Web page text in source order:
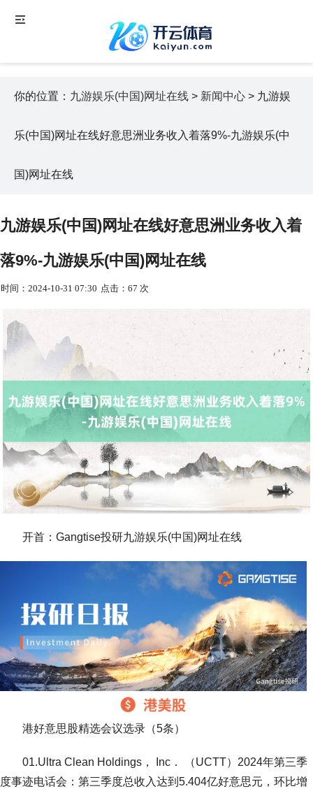
你的位置： 九游娱乐(中国)网址在线 > 新闻中心 > 九游娱
乐(中国)网址在线好意思洲业务收入着落9%-九游娱乐(中
国)网址在线
九游娱乐(中国)网址在线好意思洲业务收入着
落9%-九游娱乐(中国)网址在线
时间：2024-10-31 07:30 点击：67 次
开首：Gangtise投研九游娱乐(中国)网址在线
港好意思股精选会议选录（5条）
01.Ultra Clean Holdings， Inc． （UCTT）2024年第三季
度事迹电话会：第三季度总收入达到5.404亿好意思元，环比增